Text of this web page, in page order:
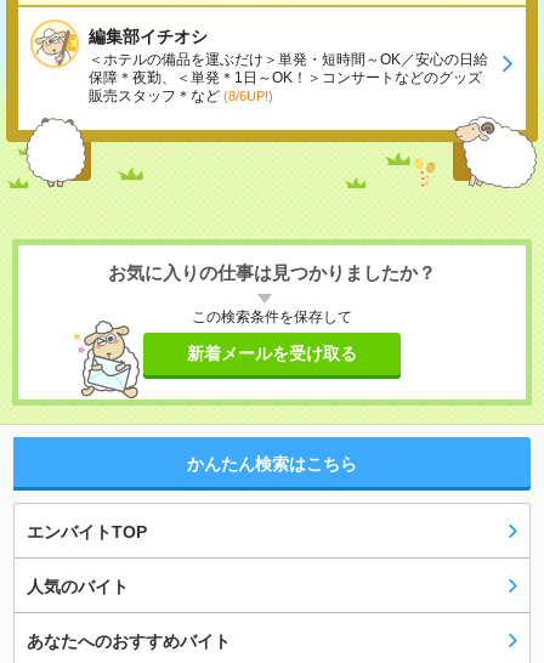
編集部イチオシ
＜ホテルの備品を運ぶだけ＞単発・短時間～OK／安心の日給
保障＊夜勤、＜単発＊1日～OK！＞コンサートなどのグッズ
販売スタッフ＊など (8/6UP!)
お気に入りの仕事は見つかりましたか？
この検索条件を保存して
新着メールを受け取る
かんたん検索はこちら
エンバイトTOP
人気のバイト
あなたへのおすすめバイト